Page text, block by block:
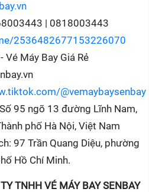
| 0818003443
2536482677153226070
Vé Máy Bay Giá Rẻ
@vemaybaysenbay
95 ngõ 13 đường Lĩnh Nam,
phố Hà Nội, Việt Nam
97 Trần Quang Diệu, phường
Hồ Chí Minh.
TNHH VÉ MÁY BAY SENBAY